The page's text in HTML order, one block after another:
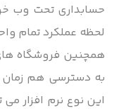
حسابداری تحت وب
لحظه عملکرد تمام
همچنین فروشگاه های
به دسترسی هم زمان
این نوع نرم افزار می